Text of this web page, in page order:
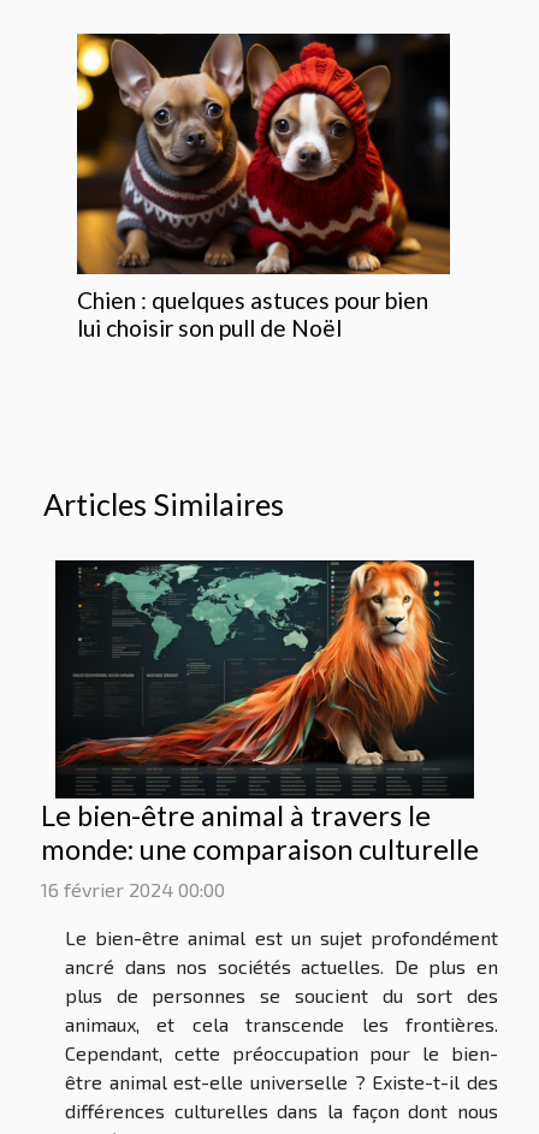
Chien : quelques astuces pour bien
lui choisir son pull de Noël
Articles Similaires
Le bien-être animal à travers le
monde: une comparaison culturelle
16 février 2024 00:00
Le bien-être animal est un sujet profondément
ancré dans nos sociétés actuelles. De plus en
plus de personnes se soucient du sort des
animaux, et cela transcende les frontières.
Cependant, cette préoccupation pour le bien-
être animal est-elle universelle ? Existe-t-il des
différences culturelles dans la façon dont nous